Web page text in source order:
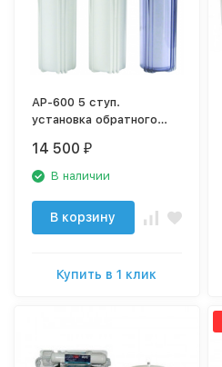
AP-600 5 ступ.
установка обратного
14 500 ₽
В наличии
В корзину
Купить в 1 клик